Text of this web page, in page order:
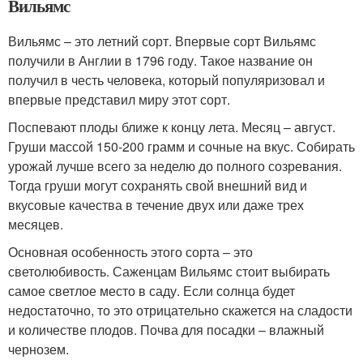
Вильямс
Вильямс – это летний сорт. Впервые сорт Вильямс
получили в Англии в 1796 году. Такое название он
получил в честь человека, который популяризовал и
впервые представил миру этот сорт.
Поспевают плоды ближе к концу лета. Месяц – август.
Груши массой 150-200 грамм и сочные на вкус. Собирать
урожай лучше всего за неделю до полного созревания.
Тогда груши могут сохранять свой внешний вид и
вкусовые качества в течение двух или даже трех
месяцев.
Основная особенность этого сорта – это
светолюбивость. Саженцам Вильямс стоит выбирать
самое светлое место в саду. Если солнца будет
недостаточно, то это отрицательно скажется на сладости
и количестве плодов. Почва для посадки – влажный
чернозем.